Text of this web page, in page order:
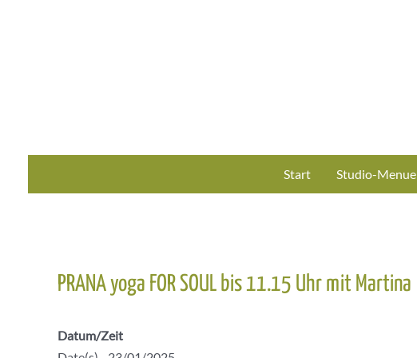
Start Studio-Menue
PRANA yoga FOR SOUL bis 11.15 Uhr mit Martina
Datum/Zeit